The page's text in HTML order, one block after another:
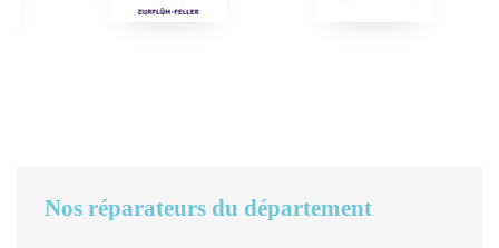
Nos réparateurs du département